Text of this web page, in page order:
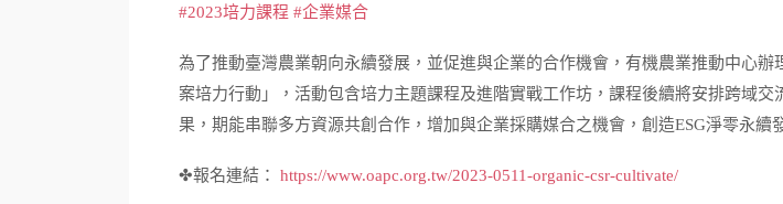
#2023培力課程 #企業媒合
為了推動臺灣農業朝向永續發展，並促進與企業的合作機會，有機農業推動中心辦
案培力行動」，活動包含培力主題課程及進階實戰工作坊，課程後續將安排跨域交
果，期能串聯多方資源共創合作，增加與企業採購媒合之機會，創造ESG淨零永續
✤報名連結： https://www.oapc.org.tw/2023-0511-organic-csr-cultivate/